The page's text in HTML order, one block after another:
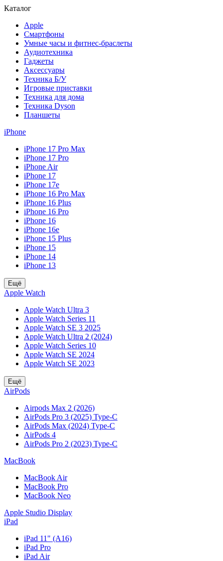
Каталог
Apple
Смартфоны
Умные часы и фитнес-браслеты
Аудиотехника
Гаджеты
Аксессуары
Техника Б/У
Игровые приставки
Техника для дома
Техника Dyson
Планшеты
iPhone
iPhone 17 Pro Max
iPhone 17 Pro
iPhone Air
iPhone 17
iPhone 17e
iPhone 16 Pro Max
iPhone 16 Plus
iPhone 16 Pro
iPhone 16
iPhone 16e
iPhone 15 Plus
iPhone 15
iPhone 14
iPhone 13
Ещё
Apple Watch
Apple Watch Ultra 3
Apple Watch Series 11
Apple Watch SE 3 2025
Apple Watch Ultra 2 (2024)
Apple Watch Series 10
Apple Watch SE 2024
Apple Watch SE 2023
Ещё
AirPods
Airpods Max 2 (2026)
AirPods Pro 3 (2025) Type-C
AirPods Max (2024) Type-C
AirPods 4
AirPods Pro 2 (2023) Type-C
MacBook
MacBook Air
MacBook Pro
MacBook Neo
Apple Studio Display
iPad
iPad 11" (A16)
iPad Pro
iPad Air